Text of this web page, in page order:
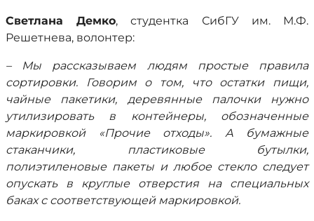
Светлана Демко, студентка СибГУ им. М.Ф.
Решетнева, волонтер:
– Мы рассказываем людям простые правила
сортировки. Говорим о том, что остатки пищи,
чайные пакетики, деревянные палочки нужно
утилизировать в контейнеры, обозначенные
маркировкой «Прочие отходы». А бумажные
стаканчики, пластиковые бутылки,
полиэтиленовые пакеты и любое стекло следует
опускать в круглые отверстия на специальных
баках с соответствующей маркировкой.